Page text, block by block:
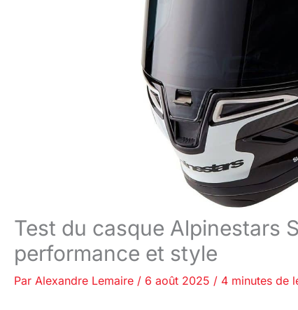
Test du casque Alpinestars
performance et style
Par Alexandre Lemaire / 6 août 2025 / 4 minutes de